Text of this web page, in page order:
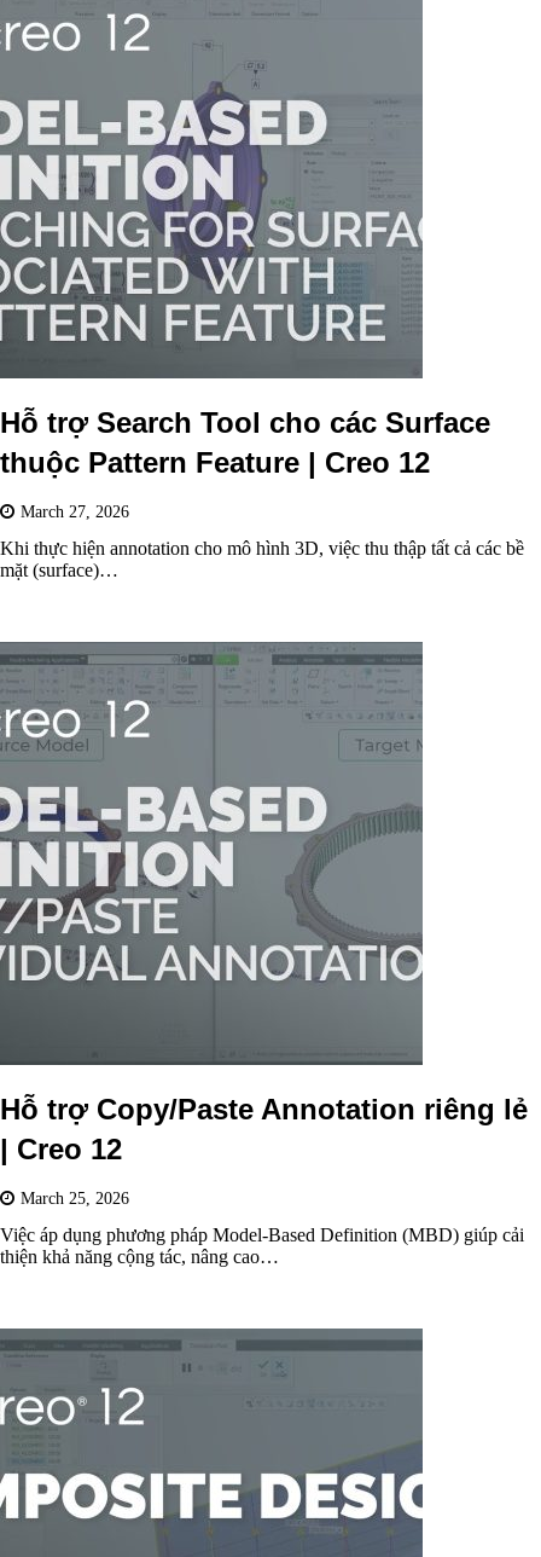
Hỗ trợ Search Tool cho các Surface
thuộc Pattern Feature | Creo 12
March 27, 2026
Khi thực hiện annotation cho mô hình 3D, việc thu thập tất cả các bề
mặt (surface)…
Hỗ trợ Copy/Paste Annotation riêng lẻ
| Creo 12
March 25, 2026
Việc áp dụng phương pháp Model-Based Definition (MBD) giúp cải
thiện khả năng cộng tác, nâng cao…